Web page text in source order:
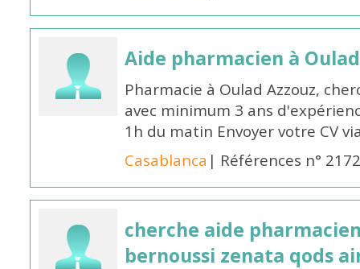
Aide pharmacien à
Pharmacie à Oulad Azzouz,
avec minimum 3 ans
1h du matin Envoyer votre CV
Casablanca | Références n°
cherche aide
bernoussi zenata qods